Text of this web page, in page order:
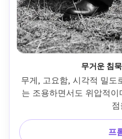
무거운 침
무게, 고요함, 시각적 밀도
는 조용하면서도 위압적
점
프